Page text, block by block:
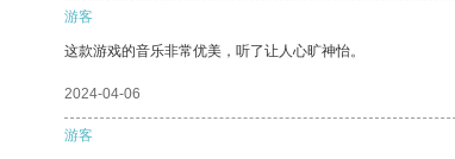
游客
这款游戏的音乐非常优美，听了让人心旷神怡。
2024-04-06
游客